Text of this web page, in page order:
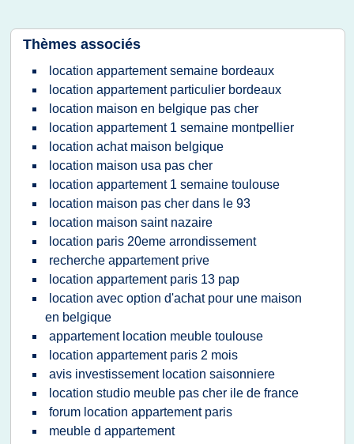
Thèmes associés
location appartement semaine bordeaux
location appartement particulier bordeaux
location maison en belgique pas cher
location appartement 1 semaine montpellier
location achat maison belgique
location maison usa pas cher
location appartement 1 semaine toulouse
location maison pas cher dans le 93
location maison saint nazaire
location paris 20eme arrondissement
recherche appartement prive
location appartement paris 13 pap
location avec option d'achat pour une maison
en belgique
appartement location meuble toulouse
location appartement paris 2 mois
avis investissement location saisonniere
location studio meuble pas cher ile de france
forum location appartement paris
meuble d appartement